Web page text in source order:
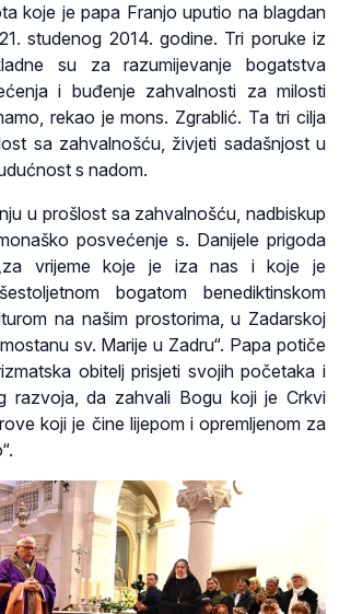
koje je papa Franjo uputio na blagdan
studenog 2014. godine. Tri poruke iz
su za razumijevanje bogatstva
i buđenje zahvalnosti za milosti
rekao je mons. Zgrablić. Ta tri cilja
sa zahvalnošću, živjeti sadašnjost u
s nadom.
u prošlost sa zahvalnošću, nadbiskup
posvećenje s. Danijele prigoda
vrijeme koje je iza nas i koje je
bogatom benediktinskom
na našim prostorima, u Zadarskoj
sv. Marije u Zadru“. Papa potiče
obitelj prisjeti svojih početaka i
razvoja, da zahvali Bogu koji je Crkvi
koji je čine lijepom i opremljenom za